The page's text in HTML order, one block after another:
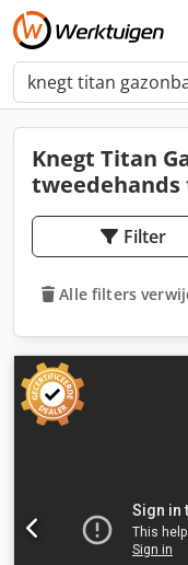
Knegt Titan
tweedehands
Filter
Alle filters